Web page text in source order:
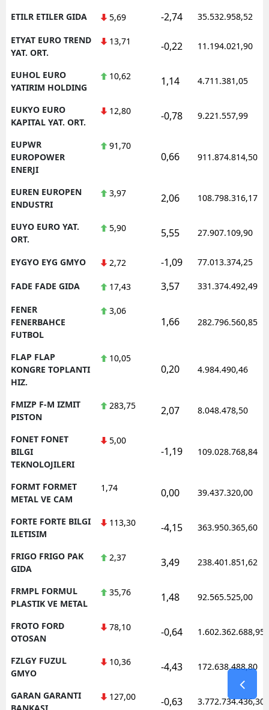
ETILR ETILER GIDA 5,69 -2,74 35.532.958,52
ETYAT EURO TREND
YAT. ORT.
13,71 -0,22 11.194.021,90
EUHOL EURO
YATIRIM HOLDING
10,62 1,14 4.711.381,05
EUKYO EURO
KAPITAL YAT. ORT.
12,80 -0,78 9.221.557,99
EUPWR
EUROPOWER
ENERJI
91,70
0,66 911.874.814,50
EUREN EUROPEN
ENDUSTRI
3,97 2,06 108.798.316,17
EUYO EURO YAT.
ORT.
5,90 5,55 27.907.109,90
EYGYO EYG GMYO 2,72 -1,09 77.013.374,25
FADE FADE GIDA 17,43 3,57 331.374.492,49
FENER
FENERBAHCE
FUTBOL
3,06
1,66 282.796.560,85
FLAP FLAP
KONGRE TOPLANTI
HIZ.
10,05
0,20 4.984.490,46
FMIZP F-M IZMIT
PISTON
283,75 2,07 8.048.478,50
FONET FONET
BILGI
TEKNOLOJILERI
5,00
-1,19 109.028.768,84
FORMT FORMET
METAL VE CAM
1,74 0,00 39.437.320,00
FORTE FORTE BILGI
ILETISIM
113,30 -4,15 363.950.365,60
FRIGO FRIGO PAK
GIDA
2,37 3,49 238.401.851,62
FRMPL FORMUL
PLASTIK VE METAL
35,76 1,48 92.565.525,00
FROTO FORD
OTOSAN
78,10 -0,64 1.602.362.688,95
FZLGY FUZUL
GMYO
10,36 -4,43 172.638.488,80
GARAN GARANTI
BANKASI
127,00 -0,63 3.772.734.436,30